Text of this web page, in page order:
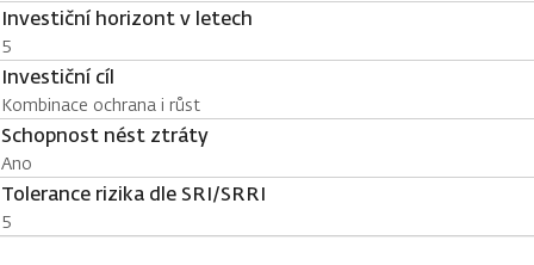
Investiční horizont v letech
5
Investiční cíl
Kombinace ochrana i růst
Schopnost nést ztráty
Ano
Tolerance rizika dle SRI/SRRI
5